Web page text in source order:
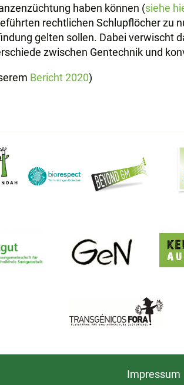
haben können (siehe
rechtlichen Schlupflöcher zu
gelten sollen. Dabei verwischt
zwischen Gentechnik und
Bericht 2020)
Impressum